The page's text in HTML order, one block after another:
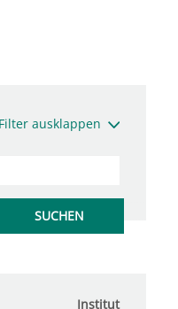
Filter ausklappen
Institut